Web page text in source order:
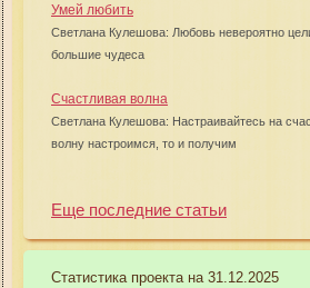
Умей любить
Светлана Кулешова: Любовь невероятно
большие чудеса
Счастливая волна
Светлана Кулешова: Настраивайтесь на
волну настроимся, то и получим
Еще последние статьи
Статистика проекта на 31.12.2025